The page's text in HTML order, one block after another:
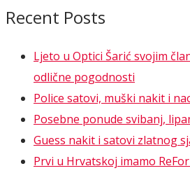
Recent Posts
Ljeto u Optici Šarić svojim
odlične pogodnosti
Police satovi, muški nakit i
Posebne ponude svibanj,
Guess nakit i satovi zlatnog
Prvi u Hrvatskoj imamo